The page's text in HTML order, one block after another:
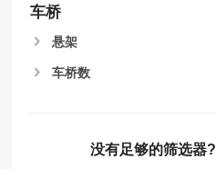
车桥
悬架
车桥数
没有足够的筛选器?